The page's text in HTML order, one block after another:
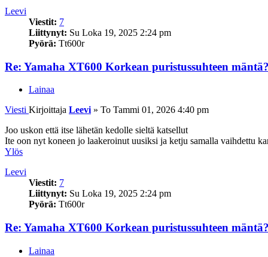
Leevi
Viestit: 7
Liittynyt: Su Loka 19, 2025 2:24 pm
Pyörä: Tt600r
Re: Yamaha XT600 Korkean puristussuhteen mäntä?
Lainaa
Viesti Kirjoittaja Leevi » To Tammi 01, 2026 4:40 pm
Joo uskon että itse lähetän kedolle sieltä katsellut
Ite oon nyt koneen jo laakeroinut uusiksi ja ketju samalla vaihdettu
Ylös
Leevi
Viestit: 7
Liittynyt: Su Loka 19, 2025 2:24 pm
Pyörä: Tt600r
Re: Yamaha XT600 Korkean puristussuhteen mäntä?
Lainaa